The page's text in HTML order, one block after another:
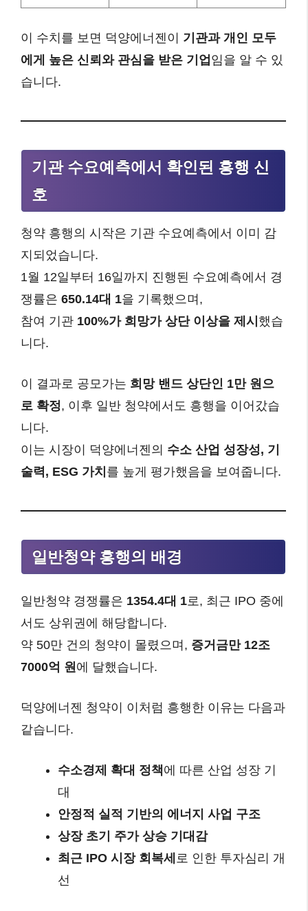
이 수치를 보면 덕양에너젠이 기관과 개인 모두
에게 높은 신뢰와 관심을 받은 기업 임을 알 수 있
습니다.
기관 수요예측에서 확인된 흥행 신
호
청약 흥행의 시작은 기관 수요예측에서 이미 감
지되었습니다.
1월 12일부터 16일까지 진행된 수요예측에서 경
쟁률은 650.14대 1을 기록했으며,
참여 기관 100%가 희망가 상단 이상을 제시 했습
니다.
이 결과로 공모가는 희망 밴드 상단인 1만 원으
로 확정, 이후 일반 청약에서도 흥행을 이어갔습
니다.
이는 시장이 덕양에너젠의 수소 산업 성장성, 기
술력, ESG 가치 를 높게 평가했음을 보여줍니다.
일반청약 흥행의 배경
일반청약 경쟁률은 1354.4대 1로, 최근 IPO 중에
서도 상위권에 해당합니다.
약 50만 건의 청약이 몰렸으며, 증거금만 12조
7000억 원에 달했습니다.
덕양에너젠 청약이 이처럼 흥행한 이유는 다음과
같습니다.
수소경제 확대 정책에 따른 산업 성장 기
대
안정적 실적 기반의 에너지 사업 구조
상장 초기 주가 상승 기대감
최근 IPO 시장 회복세 로 인한 투자심리 개
선